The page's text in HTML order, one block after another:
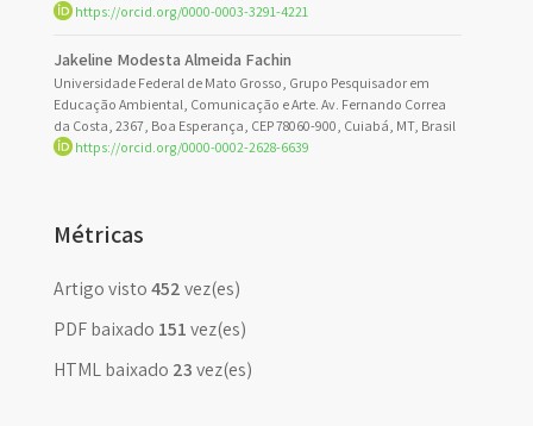
https://orcid.org/0000-0003-3291-4221
Jakeline Modesta Almeida Fachin
Universidade Federal de Mato Grosso, Grupo Pesquisador em
Educação Ambiental, Comunicação e Arte. Av. Fernando Correa
da Costa, 2367, Boa Esperança, CEP 78060-900, Cuiabá, MT, Brasil
https://orcid.org/0000-0002-2628-6639
Métricas
Artigo visto452vez(es)
PDF baixado 151vez(es)
HTML baixado 23vez(es)